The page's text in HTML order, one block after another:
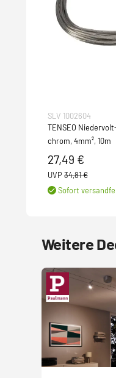
SLV 1002604
TENSEO
chrom, 4mm², 10m
27,49 €
UVP 34,81 €
Sofort
Weitere